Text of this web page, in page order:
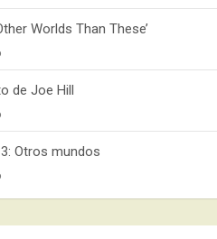
Worlds Than These’
de Joe Hill
Otros mundos